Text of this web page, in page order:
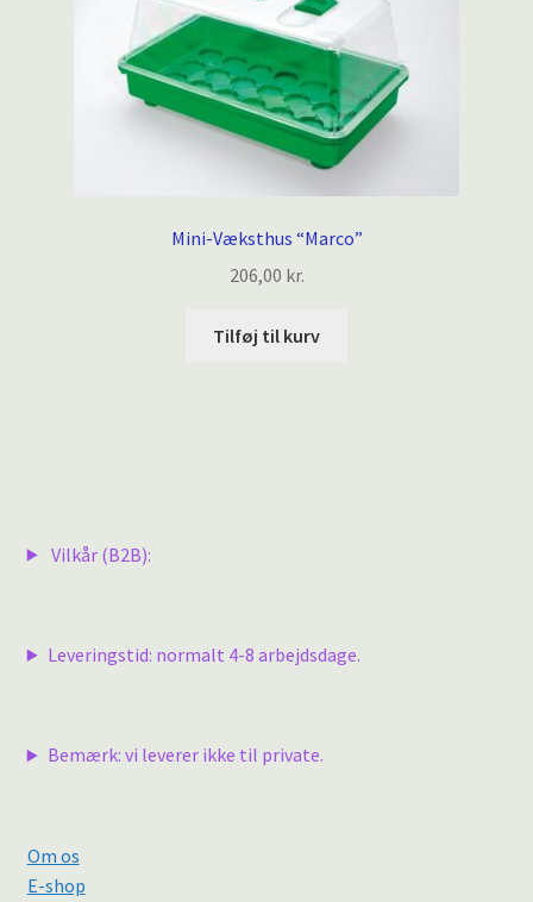
Mini-Væksthus “Marco”
206,00 kr.
Tilføj til kurv
Vilkår (B2B):
Leveringstid: normalt 4-8 arbejdsdage.
Bemærk: vi leverer ikke til private.
Om os
E-shop